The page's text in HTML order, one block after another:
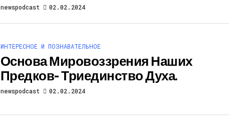
newspodcast 02.02.2024
ИНТЕРЕСНОЕ И ПОЗНАВАТЕЛЬНОЕ
Основа Мировоззрения Наших
Предков- Триединство Духа.
newspodcast 02.02.2024